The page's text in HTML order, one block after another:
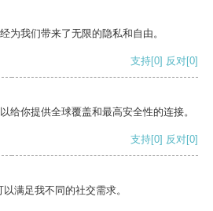
为我们带来了无限的隐私和自由。
支持[0] 反对[0]
给你提供全球覆盖和最高安全性的连接。
支持[0] 反对[0]
满足我不同的社交需求。